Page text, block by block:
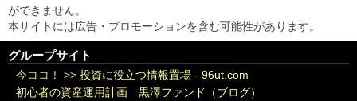
ができません。
本サイトには広告・プロモーションを含む可能性があります。
グループサイト
今ココ！ >> 投資に役立つ情報置場 - 96ut.com
初心者の資産運用計画 黒澤ファンド（ブログ）